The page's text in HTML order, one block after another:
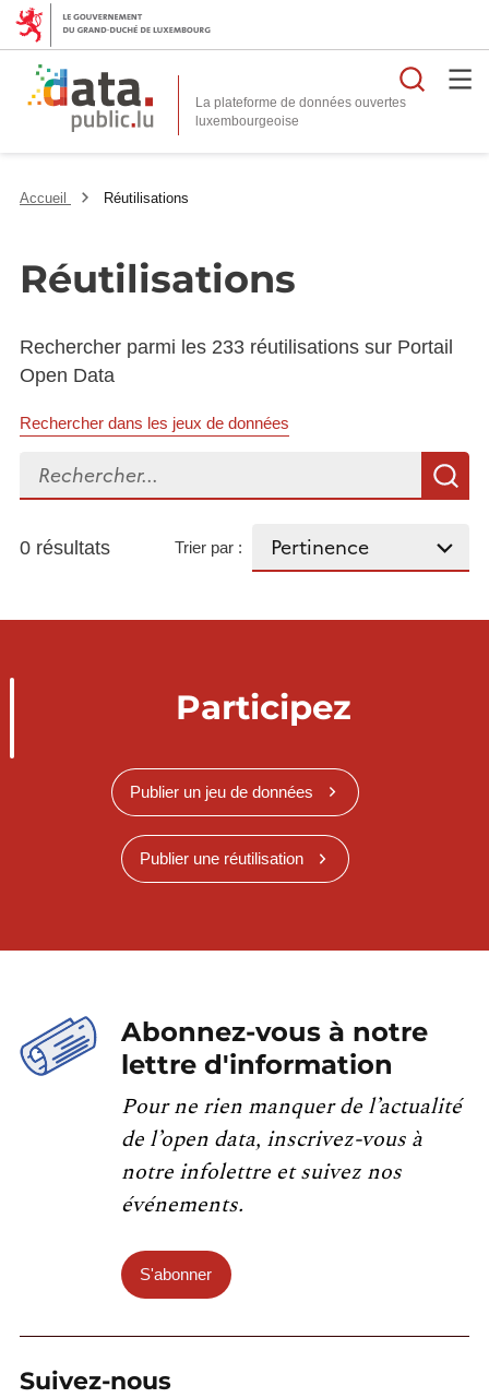
La plateforme de données ouvertes
Accueil Réutilisations
Réutilisations
Rechercher parmi les 233 réutilisations sur Portail
Open Data
Rechercher dans les jeux de données
Rechercher...
0 résultats Trier par :
Participez
Publier un jeu de données
Publier une réutilisation
Abonnez-vous à notre
lettre d'information
Pour ne rien manquer de l’actualité
de l’open data, inscrivez-vous à
notre infolettre et suivez nos
événements.
S'abonner
Suivez-nous